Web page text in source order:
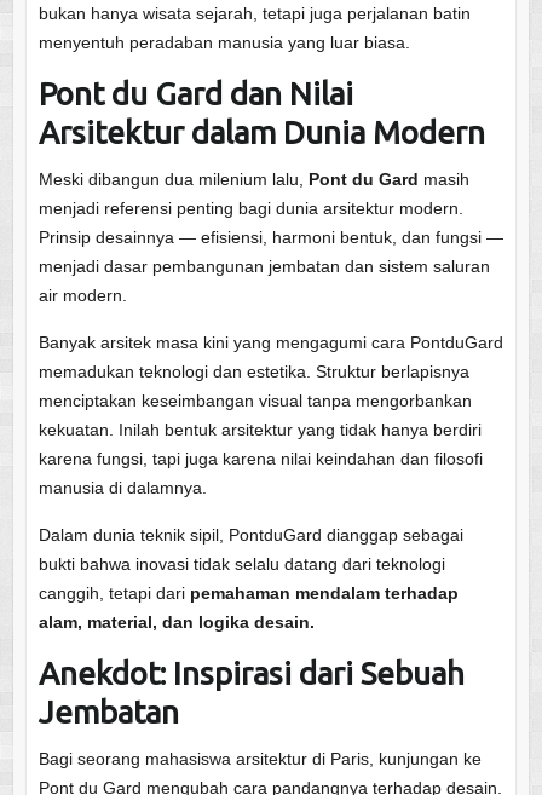
bukan hanya wisata sejarah, tetapi juga perjalanan batin
menyentuh peradaban manusia yang luar biasa.
Pont du Gard dan Nilai
Arsitektur dalam Dunia Modern
Meski dibangun dua milenium lalu, Pont du Gard masih
menjadi referensi penting bagi dunia arsitektur modern.
Prinsip desainnya — efisiensi, harmoni bentuk, dan fungsi —
menjadi dasar pembangunan jembatan dan sistem saluran
air modern.
Banyak arsitek masa kini yang mengagumi cara PontduGard
memadukan teknologi dan estetika. Struktur berlapisnya
menciptakan keseimbangan visual tanpa mengorbankan
kekuatan. Inilah bentuk arsitektur yang tidak hanya berdiri
karena fungsi, tapi juga karena nilai keindahan dan filosofi
manusia di dalamnya.
Dalam dunia teknik sipil, PontduGard dianggap sebagai
bukti bahwa inovasi tidak selalu datang dari teknologi
canggih, tetapi dari pemahaman mendalam terhadap
alam, material, dan logika desain.
Anekdot: Inspirasi dari Sebuah
Jembatan
Bagi seorang mahasiswa arsitektur di Paris, kunjungan ke
Pont du Gard mengubah cara pandangnya terhadap desain.